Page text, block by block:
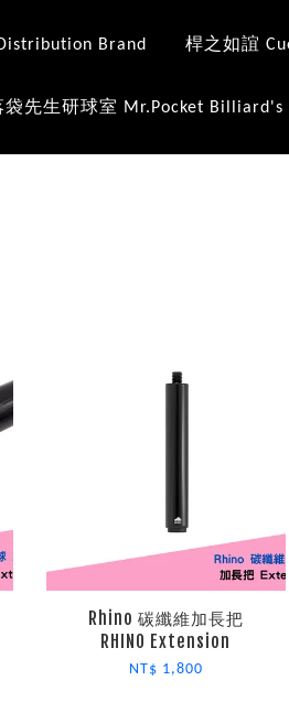
Brand 桿之如誼
袋先生研球室 Mr.Pocket Billiard's
Rhino 碳纖維加長把
RHINO Extension
NT$ 1,800